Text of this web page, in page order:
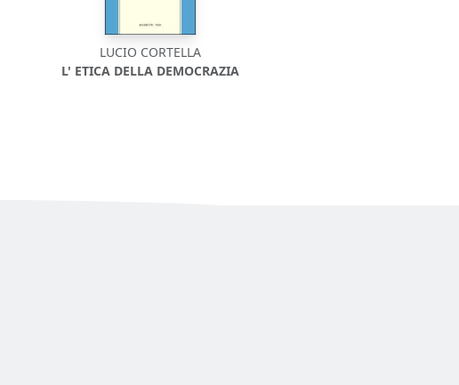
LUCIO CORTELLA
L' ETICA DELLA DEMOCRAZIA